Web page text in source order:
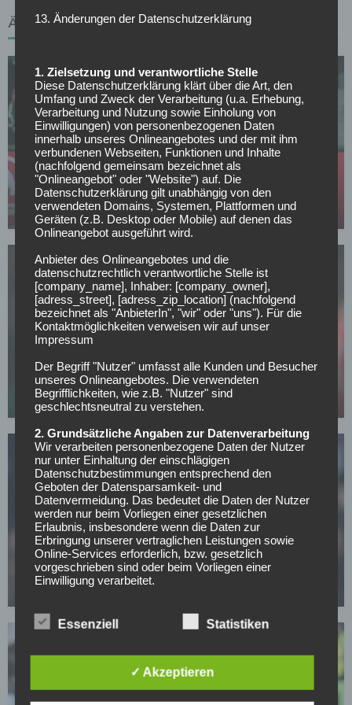
ÄHNLICHE ARTIKEL
BAYER 04 LEVERKUSEN
Leverkusen: Weitere Top-Verstärkung aus der La
Liga?
03.05.2026
BAYER 04 LEVERKUSEN
Verpasst Leverkusen die Champions League,
droht dem Klub dieser massive Aderlass
01.05.2026
BAYER 04 LEVERKUSEN
Nun auch offiziell: Bayers Abwehrchef Tapsoba
verlängert bis 2031!
30.04.2026
13. Änderungen der Datenschutzerklärung
1. Zielsetzung und verantwortliche Stelle
Diese Datenschutzerklärung klärt über die Art, den
Umfang und Zweck der Verarbeitung (u.a. Erhebung,
Verarbeitung und Nutzung sowie Einholung von
Einwilligungen) von personenbezogenen Daten
innerhalb unseres Onlineangebotes und der mit ihm
verbundenen Webseiten, Funktionen und Inhalte
(nachfolgend gemeinsam bezeichnet als
"Onlineangebot" oder "Website") auf. Die
Datenschutzerklärung gilt unabhängig von den
verwendeten Domains, Systemen, Plattformen und
Geräten (z.B. Desktop oder Mobile) auf denen das
Onlineangebot ausgeführt wird.
Anbieter des Onlineangebotes und die
datenschutzrechtlich verantwortliche Stelle ist
[company_name], Inhaber: [company_owner],
[adress_street], [adress_zip_location] (nachfolgend
bezeichnet als "AnbieterIn", "wir" oder "uns"). Für die
Kontaktmöglichkeiten verweisen wir auf unser
Impressum
Der Begriff "Nutzer" umfasst alle Kunden und Besucher
unseres Onlineangebotes. Die verwendeten
Begrifflichkeiten, wie z.B. "Nutzer" sind
geschlechtsneutral zu verstehen.
2. Grundsätzliche Angaben zur Datenverarbeitung
Wir verarbeiten personenbezogene Daten der Nutzer
nur unter Einhaltung der einschlägigen
Datenschutzbestimmungen entsprechend den
Geboten der Datensparsamkeit- und
Datenvermeidung. Das bedeutet die Daten der Nutzer
werden nur beim Vorliegen einer gesetzlichen
Erlaubnis, insbesondere wenn die Daten zur
Erbringung unserer vertraglichen Leistungen sowie
Online-Services erforderlich, bzw. gesetzlich
vorgeschrieben sind oder beim Vorliegen einer
Einwilligung verarbeitet.
technische Sicherheitsmaßnahmen entsprechend dem
Stand der Technik, um sicher zu stellen, dass die
Daten gegen zufällige oder vorsätzliche
Manipulationen, Verlust, Zerstörung oder gegen den
Zugriff unberechtigter Personen zu schützen.
Essenziell Statistiken
✓ Akzeptieren